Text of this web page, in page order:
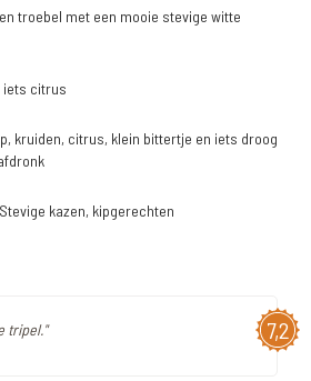
troebel met een mooie stevige witte
iets citrus
kruiden, citrus, klein bittertje en iets droog
Stevige kazen, kipgerechten
7,2
tripel."